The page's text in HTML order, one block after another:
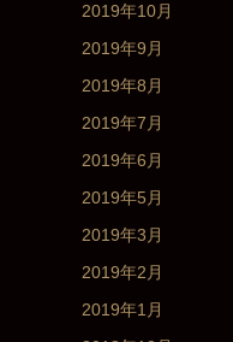
2019年10月
2019年9月
2019年8月
2019年7月
2019年6月
2019年5月
2019年3月
2019年2月
2019年1月